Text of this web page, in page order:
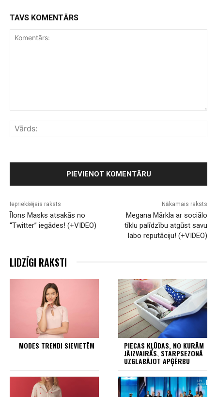
TAVS KOMENTĀRS
Iepriekšējais raksts
Īlons Masks atsakās no
“Twitter” iegādes! (+VIDEO)
Nākamais raksts
Megana Mārkla ar sociālo
tīklu palīdzību atgūst savu
labo reputāciju! (+VIDEO)
LIDZĪGI RAKSTI
MODES TRENDI SIEVIETĒM PIECAS KĻŪDAS, NO KURĀM
JĀIZVAIRĀS, STARPSEZONĀ
UZGLABĀJOT APĢĒRBU